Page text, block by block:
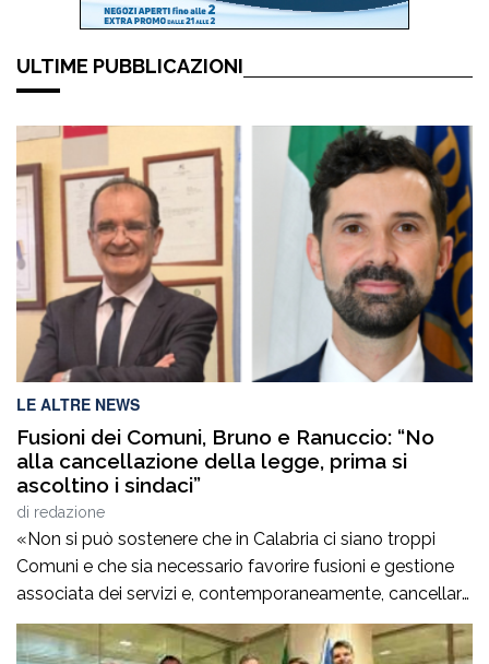
ULTIME PUBBLICAZIONI
LE ALTRE NEWS
Fusioni dei Comuni, Bruno e Ranuccio: “No
alla cancellazione della legge, prima si
ascoltino i sindaci”
di redazione
«Non si può sostenere che in Calabria ci siano troppi
Comuni e che sia necessario favorire fusioni e gestione
associata dei servizi e, contemporaneamente, cancellare
la legge regionale che sostiene proprio questi processi.
Prima di procedere con l’abrogazione della legge 15 del